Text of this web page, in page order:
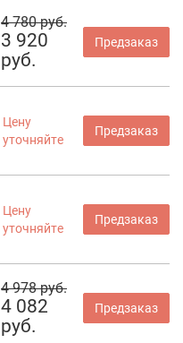
4 780 руб.
3 920
руб.
Предзаказ
Цену
уточняйте
Предзаказ
Цену
уточняйте
Предзаказ
4 978 руб.
4 082
руб.
Предзаказ